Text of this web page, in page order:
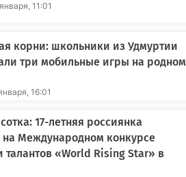
11:01
корни: школьники из Удмуртии
три мобильные игры на родном
16:01
17-летняя россиянка
на Международном конкурсе
талантов «World Rising Star» в